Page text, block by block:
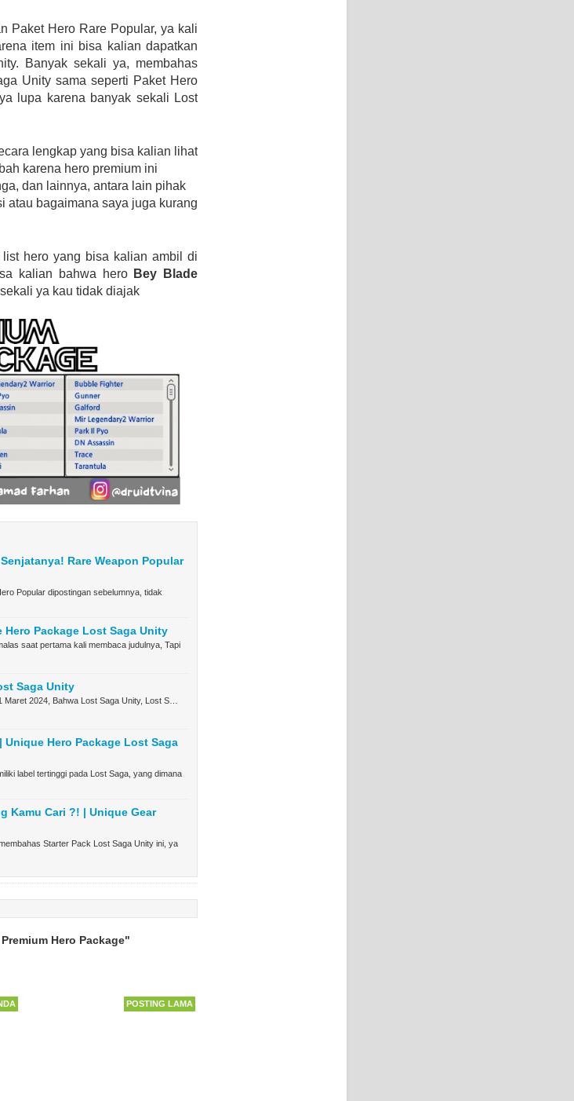
Paket Hero Rare Popular, ya kali
item ini bisa kalian dapatkan
Banyak sekali ya, membahas
Unity sama seperti Paket Hero
lupa karena banyak sekali Lost
lengkap yang bisa kalian lihat
karena hero premium ini
dan lainnya, antara lain pihak
atau bagaimana saya juga kurang
hero yang bisa kalian ambil di
kalian bahwa hero Bey Blade
ya kau tidak diajak
Rare Weapon Popular
Popular dipostingan sebelumnya, tidak
Hero Package Lost Saga Unity
saat pertama kali membaca judulnya, Tapi
Saga Unity
2024, Bahwa Lost Saga Unity, Lost S…
Hero Package Lost Saga
label tertinggi pada Lost Saga, yang dimana
Kamu Cari ?! | Unique Gear
Starter Pack Lost Saga Unity ini, ya
Hero Package"
POSTING LAMA